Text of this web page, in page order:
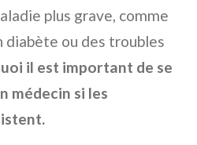
plus grave, comme
diabète ou des troubles
il est important de se
médecin si les